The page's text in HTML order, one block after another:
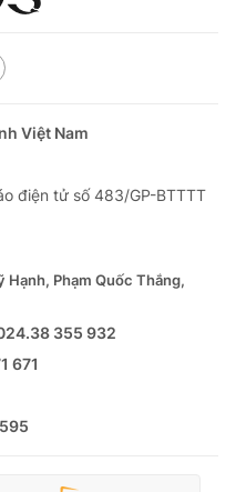
Việt Nam
điện tử số 483/GP-BTTTT
Hạnh, Phạm Quốc Thắng,
355 932
671